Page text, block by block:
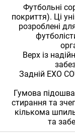
Футбольні
покриття). Ці
розроблені
Верх із
Задній EXO
Гумова
стирання та
кількома
та